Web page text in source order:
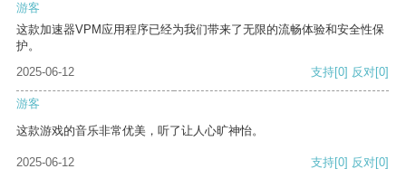
游客
这款加速器VPM应用程序已经为我们带来了无限的流畅体验和安全性保
护。
2025-06-12
支持[0] 反对[0]
游客
这款游戏的音乐非常优美，听了让人心旷神怡。
2025-06-12 支持[0] 反对[0]